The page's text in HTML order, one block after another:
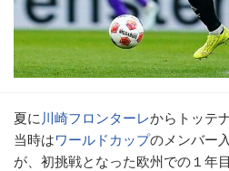
夏に 川崎フロンターレからトッテ
当時はワールドカップのメンバー
が、初挑戦となった欧州での１年